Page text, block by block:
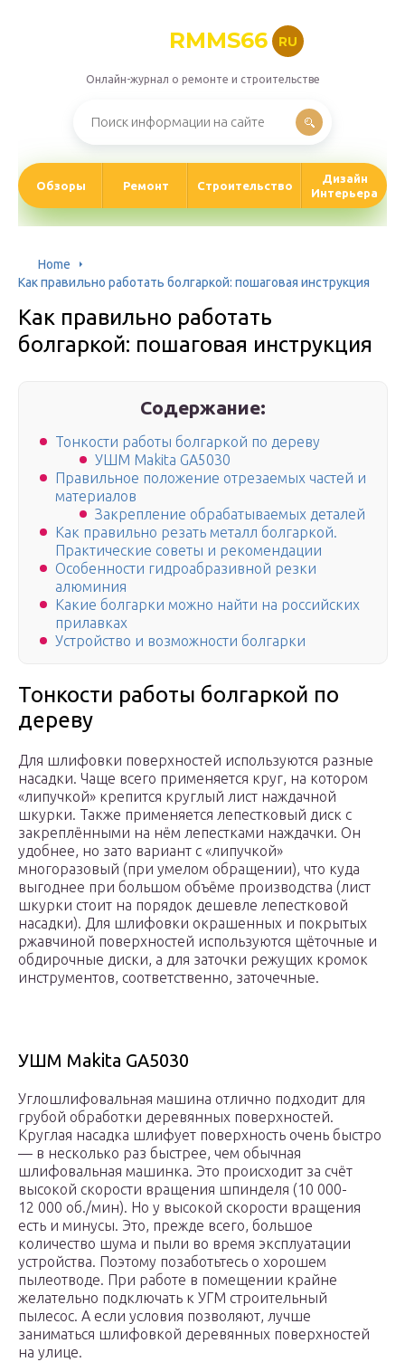
RMMS66 RU
Онлайн-журнал о ремонте и строительстве
Обзоры Ремонт Строительство
Дизайн
Интерьера
Home
Как правильно работать болгаркой: пошаговая инструкция
Как правильно работать
болгаркой: пошаговая инструкция
Содержание:
Тонкости работы болгаркой по дереву
УШМ Makita GA5030
Правильное положение отрезаемых частей и
материалов
Закрепление обрабатываемых деталей
Как правильно резать металл болгаркой.
Практические советы и рекомендации
Особенности гидроабразивной резки
алюминия
Какие болгарки можно найти на российских
прилавках
Устройство и возможности болгарки
Тонкости работы болгаркой по
дереву
Для шлифовки поверхностей используются разные
насадки. Чаще всего применяется круг, на котором
«липучкой» крепится круглый лист наждачной
шкурки. Также применяется лепестковый диск с
закреплёнными на нём лепестками наждачки. Он
удобнее, но зато вариант с «липучкой»
многоразовый (при умелом обращении), что куда
выгоднее при большом объёме производства (лист
шкурки стоит на порядок дешевле лепестковой
насадки). Для шлифовки окрашенных и покрытых
ржавчиной поверхностей используются щёточные и
обдирочные диски, а для заточки режущих кромок
инструментов, соответственно, заточечные.
УШМ Makita GA5030
Углошлифовальная машина отлично подходит для
грубой обработки деревянных поверхностей.
Круглая насадка шлифует поверхность очень быстро
— в несколько раз быстрее, чем обычная
шлифовальная машинка. Это происходит за счёт
высокой скорости вращения шпинделя (10 000-
12 000 об./мин). Но у высокой скорости вращения
есть и минусы. Это, прежде всего, большое
количество шума и пыли во время эксплуатации
устройства. Поэтому позаботьтесь о хорошем
пылеотводе. При работе в помещении крайне
желательно подключать к УГМ строительный
пылесос. А если условия позволяют, лучше
заниматься шлифовкой деревянных поверхностей
на улице.